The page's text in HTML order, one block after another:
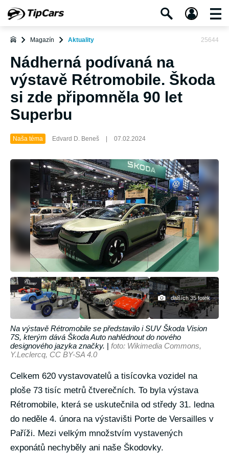
Magazín Aktuality 25644
Nádherná podívaná na
výstavě Rétromobile. Škoda
si zde připomněla 90 let
Superbu
Naša téma Edvard D. Beneš 07.02.2024
dalších 35 fotek
Na výstavě Rétromobile se představilo i SUV Škoda Vision
7S, kterým dává Škoda Auto nahlédnout do nového
designového jazyka značky. | foto: Wikimedia Commons,
Y.Leclercq, CC BY-SA 4.0
Celkem 620 vystavovatelů a tisícovka vozidel na
ploše 73 tisíc metrů čtverečních. To byla výstava
Rétromobile, která se uskutečnila od středy 31. ledna
do neděle 4. února na výstavišti Porte de Versailles v
Paříži. Mezi velkým množstvím vystavených
exponátů nechyběly ani naše Škodovky.